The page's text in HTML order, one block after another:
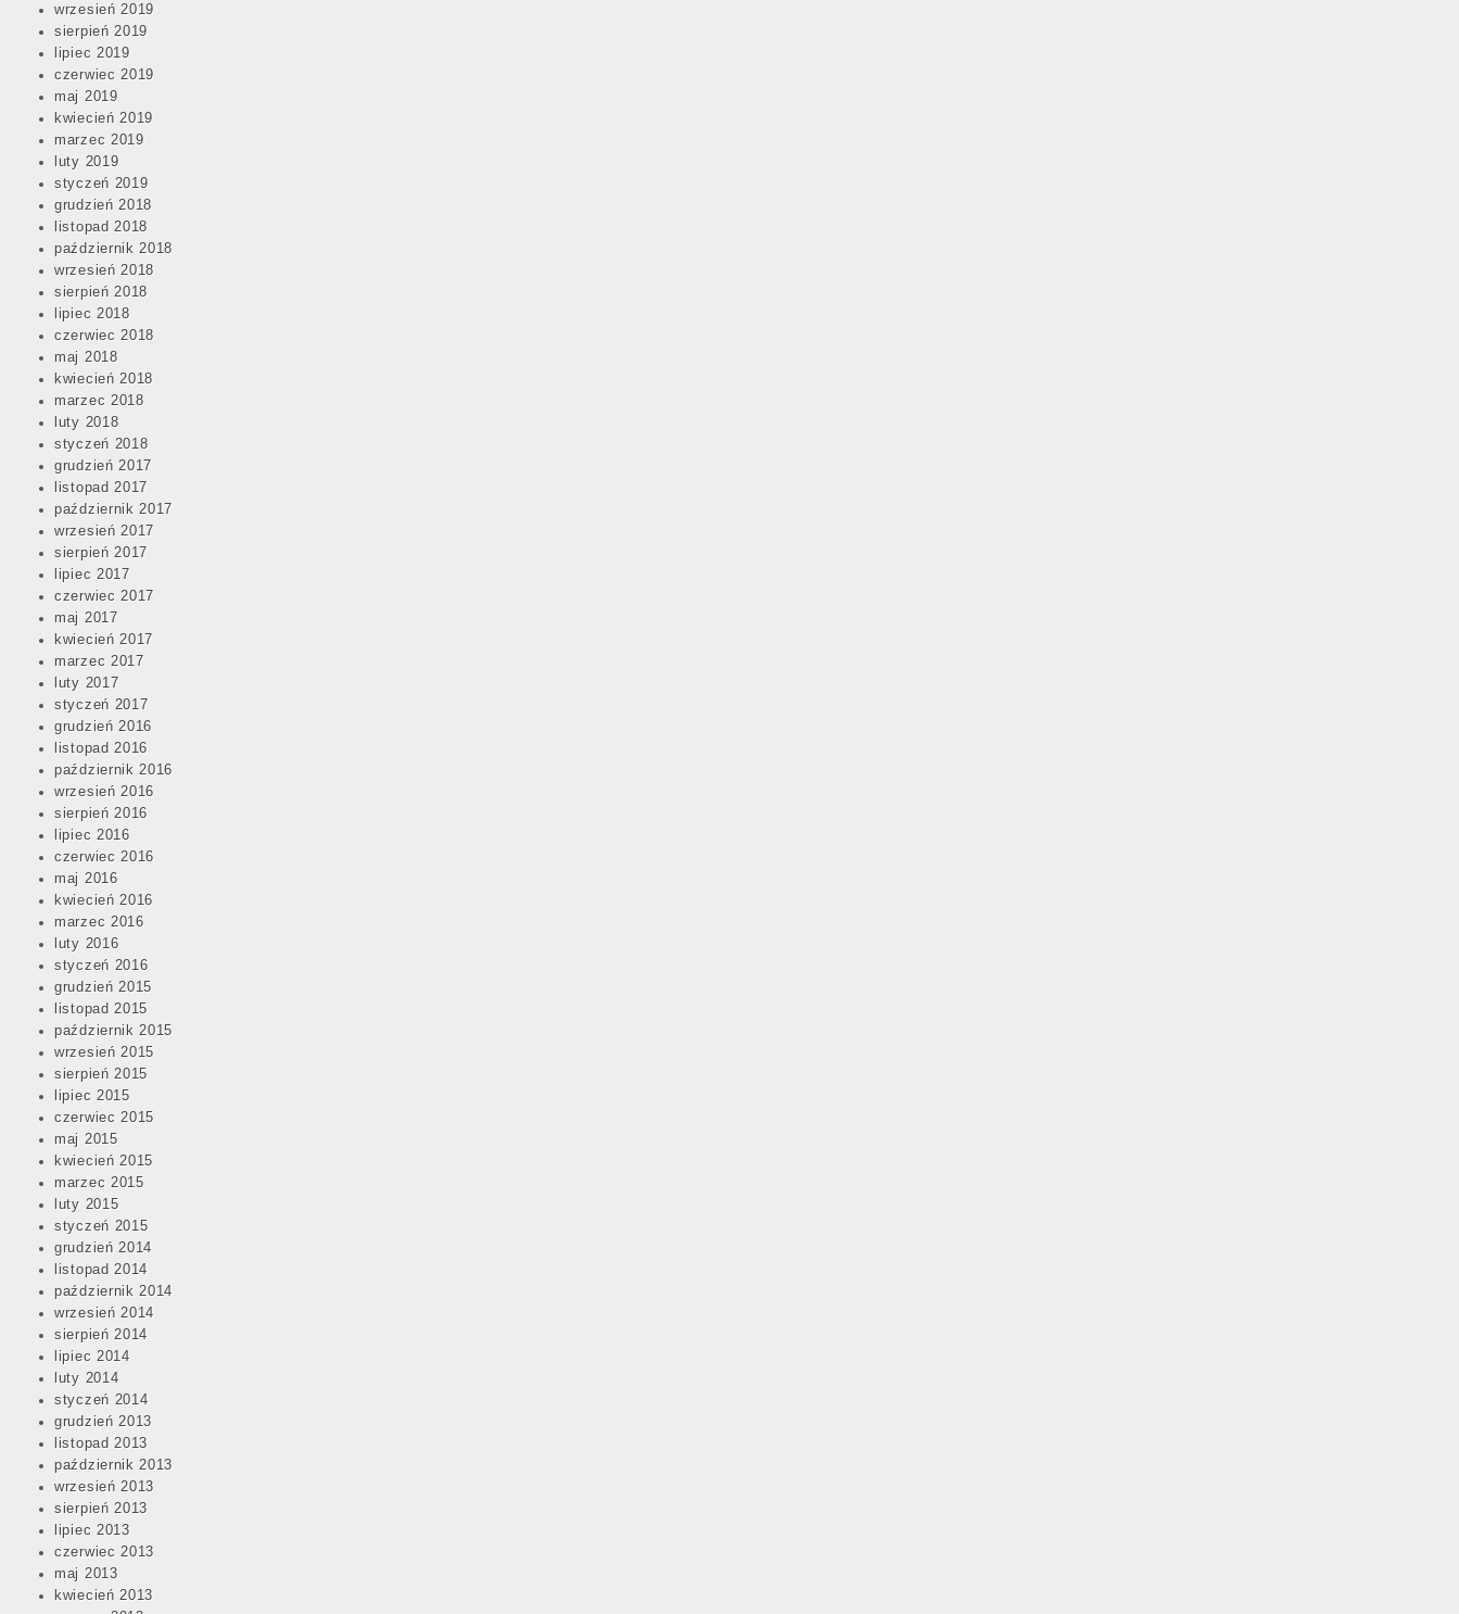
wrzesień 2019
sierpień 2019
lipiec 2019
czerwiec 2019
maj 2019
kwiecień 2019
marzec 2019
luty 2019
styczeń 2019
grudzień 2018
listopad 2018
październik 2018
wrzesień 2018
sierpień 2018
lipiec 2018
czerwiec 2018
maj 2018
kwiecień 2018
marzec 2018
luty 2018
styczeń 2018
grudzień 2017
listopad 2017
październik 2017
wrzesień 2017
sierpień 2017
lipiec 2017
czerwiec 2017
maj 2017
kwiecień 2017
marzec 2017
luty 2017
styczeń 2017
grudzień 2016
listopad 2016
październik 2016
wrzesień 2016
sierpień 2016
lipiec 2016
czerwiec 2016
maj 2016
kwiecień 2016
marzec 2016
luty 2016
styczeń 2016
grudzień 2015
listopad 2015
październik 2015
wrzesień 2015
sierpień 2015
lipiec 2015
czerwiec 2015
maj 2015
kwiecień 2015
marzec 2015
luty 2015
styczeń 2015
grudzień 2014
listopad 2014
październik 2014
wrzesień 2014
sierpień 2014
lipiec 2014
luty 2014
styczeń 2014
grudzień 2013
listopad 2013
październik 2013
wrzesień 2013
sierpień 2013
lipiec 2013
czerwiec 2013
maj 2013
kwiecień 2013